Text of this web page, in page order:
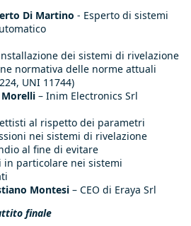
Di Martino - Esperto di sistemi
dei sistemi di rivelazione
normativa delle norme attuali
UNI 11744)
Morelli – Inim Electronics Srl
al rispetto dei parametri
nei sistemi di rivelazione
al fine di evitare
particolare nei sistemi
Montesi – CEO di Eraya Srl
finale